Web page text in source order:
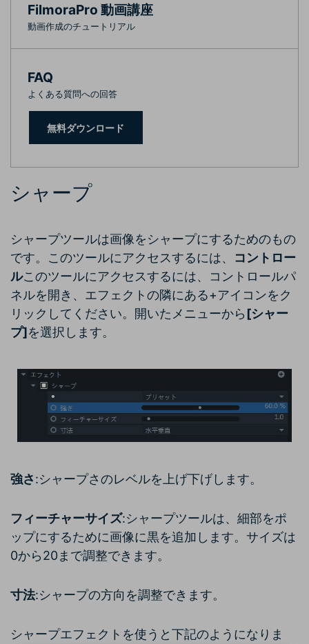
FilmoraPro 動画講座
動画作成のチュートリアル
FAQ
よくある質問への回答
無料ダウンロード
シャープ
シャープツールは画像をシャープにするためのもの
です。このツールにアクセスするには、 コントロー
ルこのツールにアクセスするには、コントロールパ
ネルを開き、エフェクトの隣にある+アイコンをク
リックしてください。開いたメニューから [シャー
プ]を選択します。
強さ:シャープさのレベルを上げ下げします。
フィーチャーサイズ:シャープツールは、細部をポ
ップにするために画像に黒を追加します。サイズは
0から20まで調整できます。
寸法:シャープの方向を調整できます。
シャープエフェクトを使うと下記のようになりま